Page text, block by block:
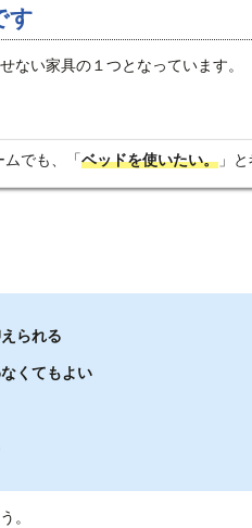
す
ない家具の１つとなっています。
でも、「 ベッドを使いたい。 」
られる
くてもよい
。